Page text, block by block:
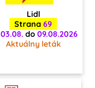
Lidl
Strana 69
03.08. do 09.08.2026
Aktuálny leták